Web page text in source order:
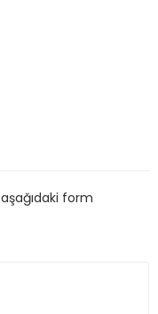
form